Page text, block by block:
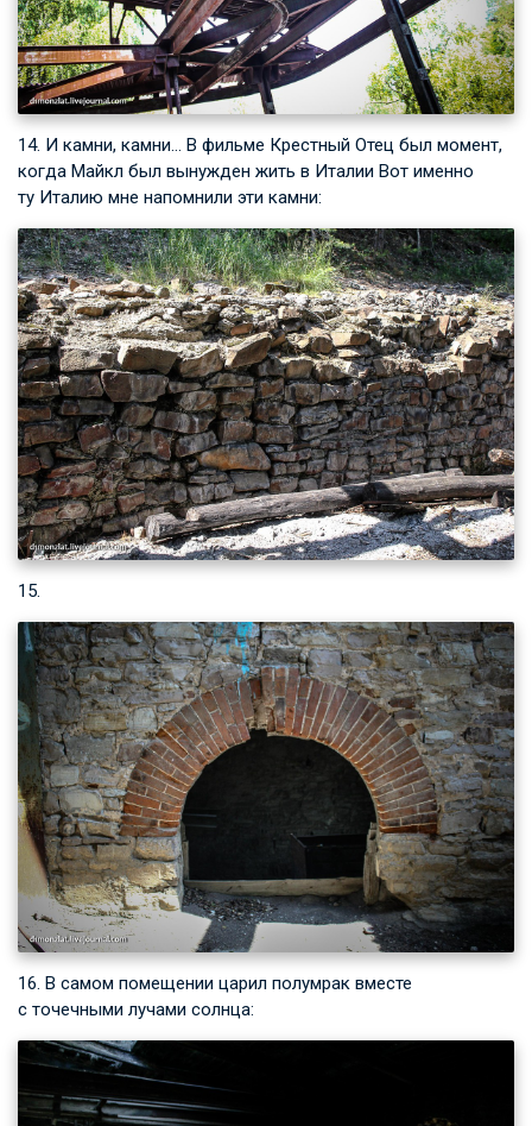
14. И камни, камни… В фильме Крестный Отец был момент,
когда Майкл был вынужден жить в Италии Вот именно
ту Италию мне напомнили эти камни:
15.
16. В самом помещении царил полумрак вместе
с точечными лучами солнца: